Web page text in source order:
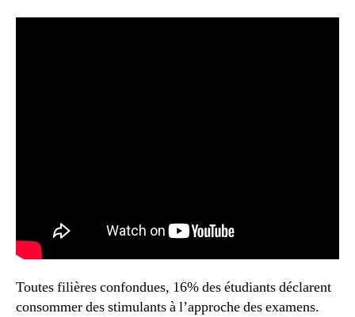
Toutes filières confondues, 16% des étudiants déclarent
consommer des stimulants à l’approche des examens.